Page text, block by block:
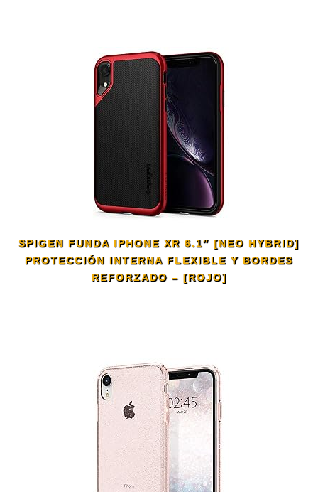
SPIGEN FUNDA IPHONE XR 6.1″ [NEO HYBRID]
PROTECCIÓN INTERNA FLEXIBLE Y BORDES
REFORZADO – [ROJO]